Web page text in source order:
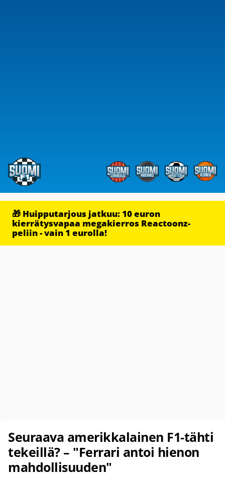
🎁 Huipputarjous jatkuu: 10 euron
kierrätysvapaa megakierros Reactoonz-
peliin - vain 1 eurolla!
Seuraava amerikkalainen F1-tähti
tekeillä? – "Ferrari antoi hienon
mahdollisuuden"